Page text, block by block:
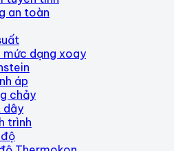
an toàn
dạng xoay
áp
chảy
dây
trình